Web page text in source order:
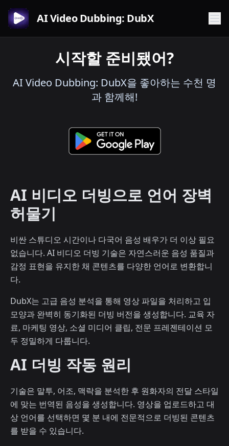
AI Video Dubbing: DubX
시작할 준비됐어?
AI Video Dubbing: DubX을 좋아하는 수천 명
과 함께해!
AI 비디오 더빙으로 언어 장벽
허물기
비싼 스튜디오 시간이나 다국어 음성 배우가 더 이상 필요
없습니다. AI 비디오 더빙 기술은 자연스러운 음성 품질과
감정 표현을 유지한 채 콘텐츠를 다양한 언어로 변환합니
다.
DubX는 고급 음성 분석을 통해 영상 파일을 처리하고 입
모양과 완벽히 동기화된 더빙 버전을 생성합니다. 교육 자
료, 마케팅 영상, 소셜 미디어 클립, 전문 프레젠테이션 모
두 정밀하게 다룹니다.
AI 더빙 작동 원리
기술은 말투, 어조, 맥락을 분석한 후 원화자의 전달 스타일
에 맞는 번역된 음성을 생성합니다. 영상을 업로드하고 대
상 언어를 선택하면 몇 분 내에 전문적으로 더빙된 콘텐츠
를 받을 수 있습니다.